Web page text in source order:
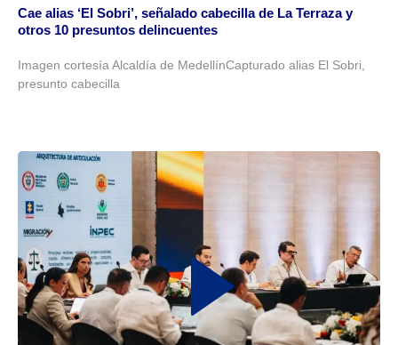
Cae alias ‘El Sobri’, señalado cabecilla de La Terraza y
otros 10 presuntos delincuentes
Imagen cortesía Alcaldía de MedellínCapturado alias El Sobri,
presunto cabecilla